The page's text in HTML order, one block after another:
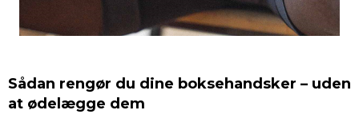
Sådan rengør du dine boksehandsker – uden
at ødelægge dem